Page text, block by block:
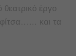
θεατρικό έργο
και τα